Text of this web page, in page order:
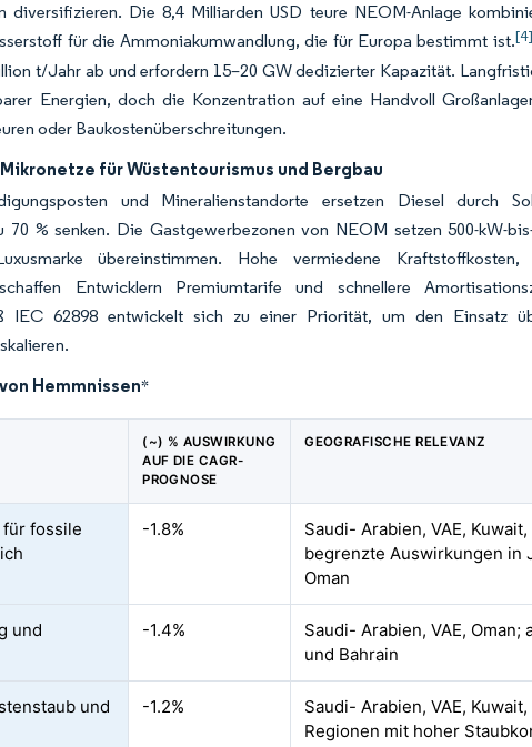
diversifizieren. Die 8,4 Milliarden USD teure NEOM-Anlage
für die Ammoniakumwandlung, die für Europa bestimmt ist.[4]
t/Jahr ab und erfordern 15–20 GW dedizierter Kapazität.
Energien, doch die Konzentration auf eine Handvoll
oder Baukostenüberschreitungen.
für Wüstentourismus und Bergbau
und Mineralienstandorte ersetzen Diesel durch
% senken. Die Gastgewerbezonen von NEOM setzen 500-kW-
übereinstimmen. Hohe vermiedene
Entwicklern Premiumtarife und schnellere
IEC 62898 entwickelt sich zu einer Priorität, um den Einsatz
Hemmnissen*
(~) % AUSWIRKUNG
AUF DIE CAGR-
PROGNOSE
GEOGRAFISCHE RELEVANZ
fossile
-1.8%
Saudi- Arabien, VAE,
begrenzte Auswirkungen in
Oman
und
-1.4%
Saudi- Arabien, VAE, Oman;
und Bahrain
und
-1.2%
Saudi- Arabien, VAE, Kuwait,
Regionen mit hoher